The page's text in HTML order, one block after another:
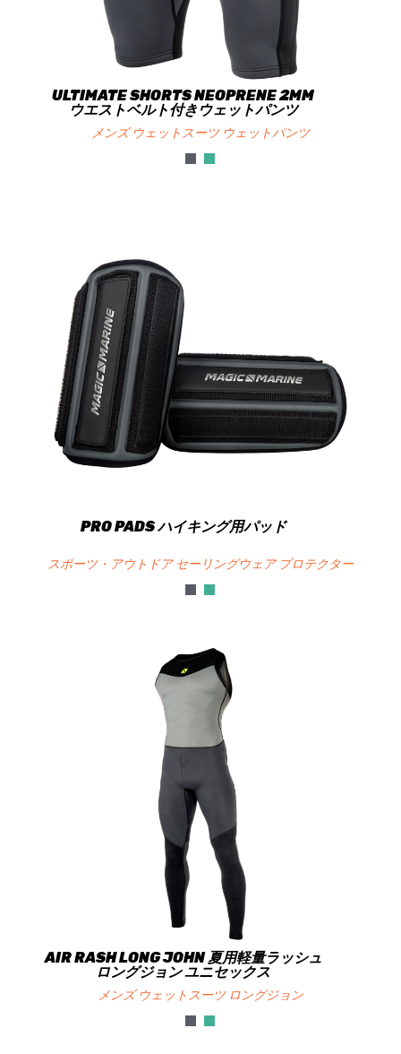
ULTIMATE SHORTS NEOPRENE 2MM
ウエストベルト付きウェットパンツ
メンズ ウェットスーツ ウェットパンツ
PRO PADS ハイキング用パッド
スポーツ・アウトドア セーリングウェア プロテクター
AIR RASH LONG JOHN 夏用軽量ラッシュ
ロングジョン ユニセックス
メンズ ウェットスーツ ロングジョン